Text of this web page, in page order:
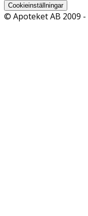
Cookieinställningar
© Apoteket AB 2009 -